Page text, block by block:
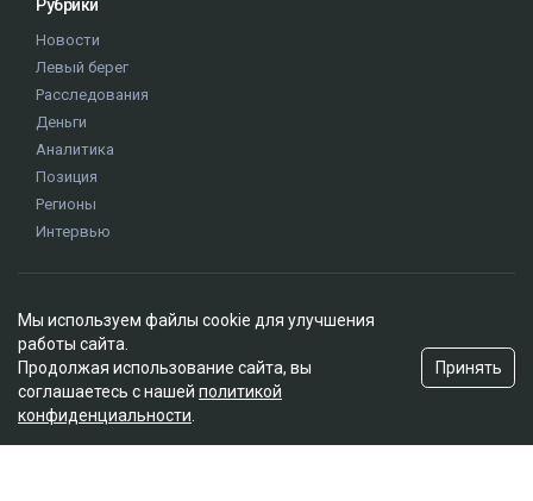
Рубрики
Новости
Левый берег
Расследования
Деньги
Аналитика
Позиция
Регионы
Интервью
О проекте
Правила сайта
Реклама на сайте
Контакты
Редакционная политика
Мы используем файлы cookie для улучшения
работы сайта.
Продолжая использование сайта, вы
соглашаетесь с нашей политикой
конфиденциальности
Принять